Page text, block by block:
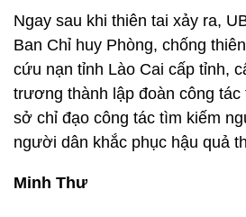
Ngay sau khi thiên tai xảy ra,
Ban Chỉ huy Phòng, chống
cứu nạn tỉnh Lào Cai cấp tỉnh,
trương thành lập đoàn công
sở chỉ đạo công tác tìm kiếm
người dân khắc phục hậu quả
Minh Thư